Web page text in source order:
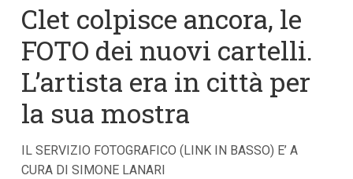
c
t
e
n
u
p
r
i
Clet colpisce ancora, le
FOTO dei nuovi cartelli.
L’artista era in città per
la sua mostra
IL SERVIZIO FOTOGRAFICO (LINK IN BASSO) E’ A
CURA DI SIMONE LANARI